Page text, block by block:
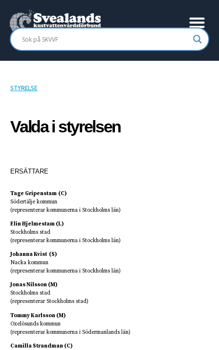
STYRELSE
Valda i styrelsen
ERSÄTTARE
Tage Gripenstam (C)
Södertälje kommun
(representerar kommunerna i Stockholms län)
Elin Hjelmestam (L)
Stockholms stad
(representerar kommunerna i Stockholms län)
Johanna Kvist (S)
Nacka kommun
(representerar kommunerna i Stockholms län)
Jonas Nilsson (M)
Stockholms stad
(representerar Stockholms stad)
Tommy Karlsson (M)
Oxelösunds kommun
(representerar kommunerna i Södermanlands län)
Camilla Strandman (C)